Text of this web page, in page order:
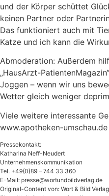
und der Körper schüttet
keinen Partner oder
Das funktioniert auch mit
Katze und ich kann die
Abmoderation: Außerdem
„HausArzt-
Joggen – wenn wir uns
Wetter gleich weniger
Viele weitere interessante
www.apotheken-umschau.de
Pressekontakt:
Katharina Neff-Neudert
Unternehmenskommunikation
Tel. +49(0)89 – 744 33 360
E-Mail: presse@wortundbildverlag.de
Original-Content von: Wort & Bild